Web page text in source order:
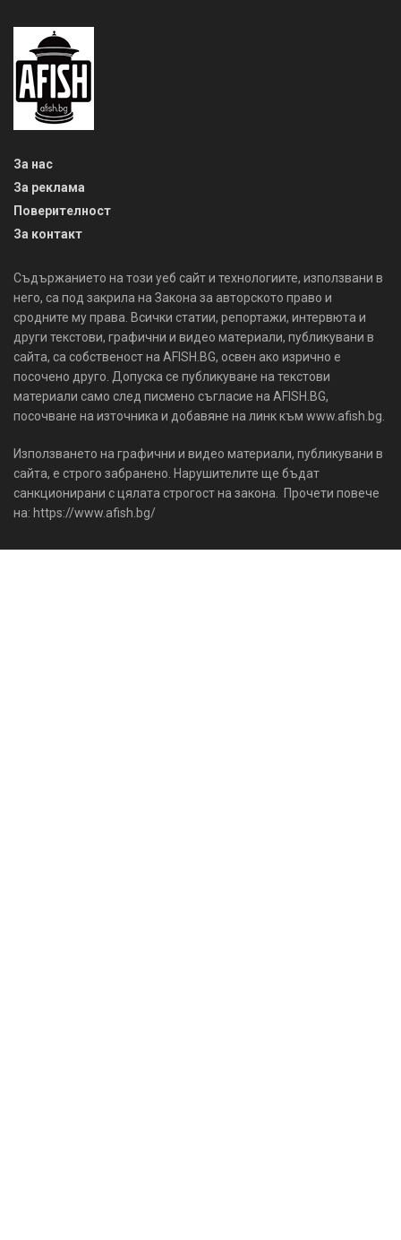
За нас
За реклама
Поверителност
За контакт
Съдържанието на този уеб сайт и технологиите, използвани в
него, са под закрила на Закона за авторското право и
сродните му права. Всички статии, репортажи, интервюта и
други текстови, графични и видео материали, публикувани в
сайта, са собственост на AFISH.BG, освен ако изрично е
посочено друго. Допуска се публикуване на текстови
материали само след писмено съгласие на AFISH.BG,
посочване на източника и добавяне на линк към www.afish.bg.
Използването на графични и видео материали, публикувани в
сайта, е строго забранено. Нарушителите ще бъдат
санкционирани с цялата строгост на закона. Прочети повече
на: https://www.afish.bg/